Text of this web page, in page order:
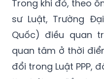
Quốc) điều quan
quan tâm ở thời
đổi trong Luật PPP,
thu hút sự đầu tư
lĩnh vực PPP. Ông